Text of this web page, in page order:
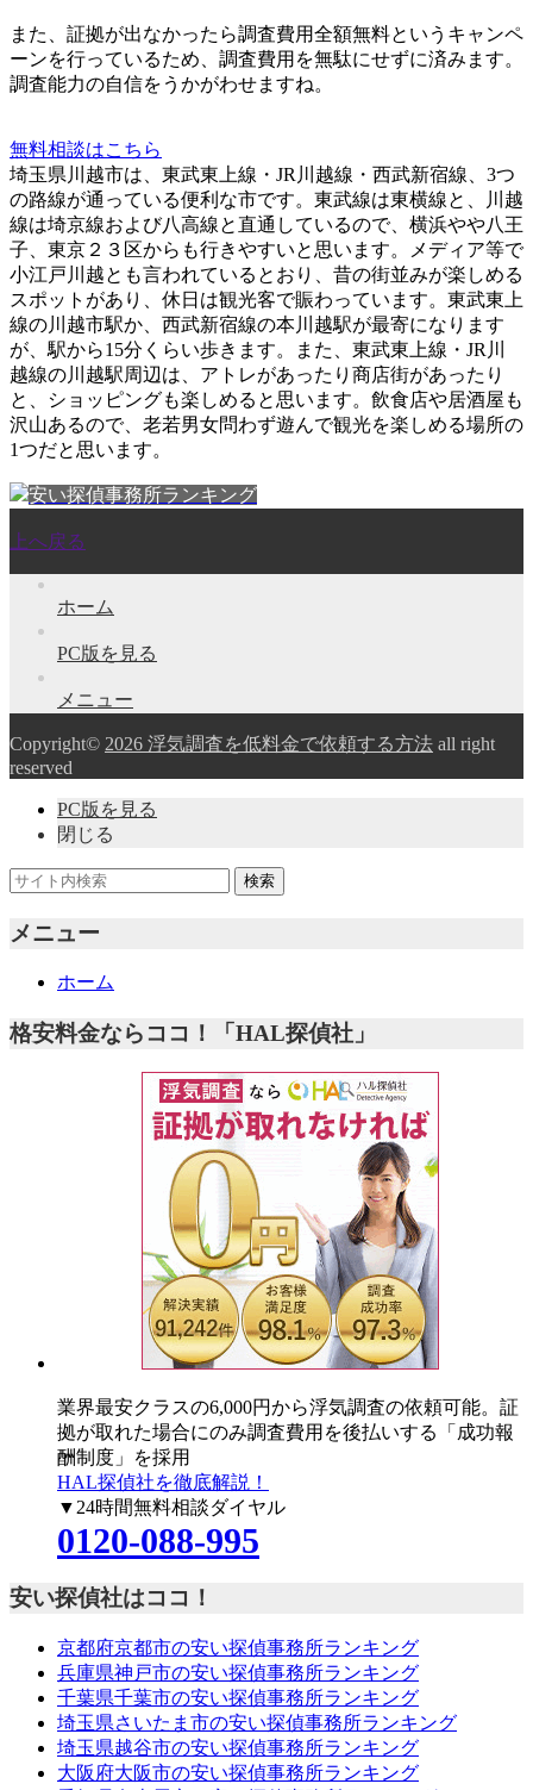
また、 証拠が出なかったら調査費用全額無料というキャンペ
ーンを行っているため、調査費用を無駄にせずに済みます。
調査能力の自信をうかがわせますね。
無料相談はこちら
埼玉県川越市は、東武東上線・JR川越線・西武新宿線、3つ
の路線が通っている便利な市です。東武線は東横線と、川越
線は埼京線および八高線と直通しているので、横浜やや八王
子、東京２３区からも行きやすいと思います。メディア等で
小江戸川越とも言われているとおり、昔の街並みが楽しめる
スポットがあり、休日は観光客で賑わっています。東武東上
線の川越市駅か、西武新宿線の本川越駅が最寄になります
が、駅から15分くらい歩きます。また、東武東上線・JR川
越線の川越駅周辺は、アトレがあったり商店街があったり
と、ショッピングも楽しめると思います。飲食店や居酒屋も
沢山あるので、老若男女問わず遊んで観光を楽しめる場所の
1つだと思います。
安い探偵事務所ランキング
上へ戻る
ホーム
PC版を見る
メニュー
Copyright© 2026 浮気調査を低料金で依頼する方法 all right
reserved
PC版を見る
閉じる
メニュー
ホーム
格安料金ならココ！「HAL探偵社」
業界最安クラスの6,000円から浮気調査の依頼可能。証
拠が取れた場合にのみ調査費用を後払いする「成功報
酬制度」を採用
HAL探偵社を徹底解説！
▼24時間無料相談ダイヤル
0120-088-995
安い探偵社はココ！
京都府京都市の安い探偵事務所ランキング
兵庫県神戸市の安い探偵事務所ランキング
千葉県千葉市の安い探偵事務所ランキング
埼玉県さいたま市の安い探偵事務所ランキング
埼玉県越谷市の安い探偵事務所ランキング
大阪府大阪市の安い探偵事務所ランキング